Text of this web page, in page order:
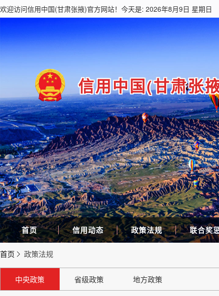
欢迎访问信用中国(甘肃张掖)官方网站！今天是: 2026年8月9日 星期日
信用中国(甘肃张
首页 信用动态 政策法规 联合奖
首页 政策法规
中央政策 省级政策 地方政策